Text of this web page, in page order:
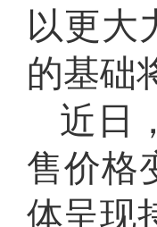
以更大
的基础
近日
售价格
体呈现